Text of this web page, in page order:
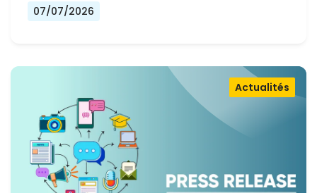
07/07/2026
Actualités